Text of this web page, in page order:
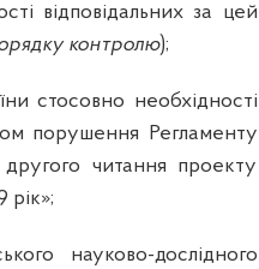
відповідальних за цей
контролю);
стосовно необхідності
порушення Регламенту
читання проекту
науково-дослідного